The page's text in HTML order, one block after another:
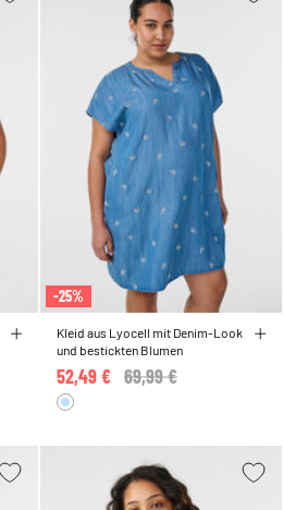
-25%
Kleid aus Lyocell mit Denim-Look
und bestickten Blumen
Price reduced from
69,99 €
52,49 €